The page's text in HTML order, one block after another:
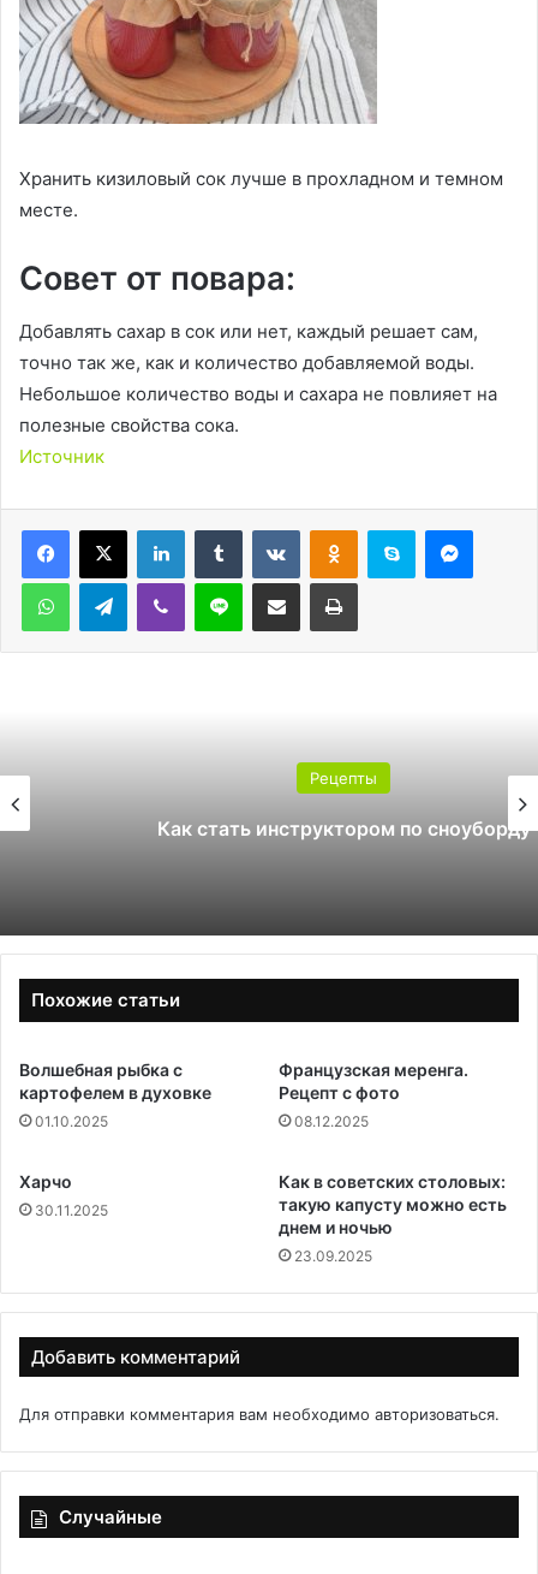
Хранить кизиловый сок лучше в прохладном и темном
месте.
Совет от повара:
Добавлять сахар в сок или нет, каждый решает сам,
точно так же, как и количество добавляемой воды.
Небольшое количество воды и сахара не повлияет на
полезные свойства сока.
Источник
LinkedInTumblr ВконтактеОдноклассники
Skype
WhatsAppTelegramViber Line Поделиться через электронную почту Печатать
Как стать инструктором по сноуборду
Похожие статьи
Волшебная рыбка с
картофелем в духовке
01.10.2025
Французская меренга.
Рецепт с фото
08.12.2025
Харчо
30.11.2025
Как в советских столовых:
такую капусту можно есть
днем и ночью
23.09.2025
Добавить комментарий
Для отправки комментария вам необходимо авторизоваться.
Случайные